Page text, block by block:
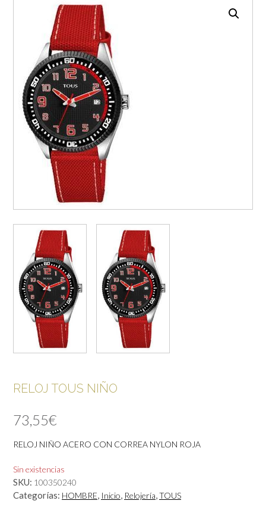
RELOJ TOUS NIÑO
73,55€
RELOJ NIÑO ACERO CON CORREA NYLON ROJA
Sin existencias
SKU: 100350240
Categorías: HOMBRE, Inicio, Relojería,TOUS